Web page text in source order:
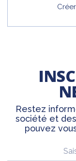
Restez
société et
pouvez